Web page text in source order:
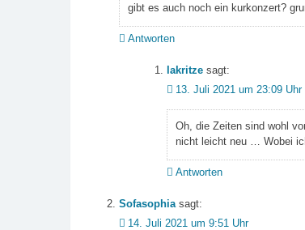
gibt es auch noch ein kurkonzert?
Antworten
lakritze sagt:
13. Juli 2021 um 23:09 Uhr
Oh, die Zeiten sind wohl
nicht leicht neu … Wobei
Antworten
Sofasophia sagt:
14. Juli 2021 um 9:51 Uhr